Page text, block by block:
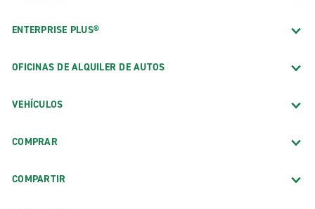
ENTERPRISE PLUS®
OFICINAS DE ALQUILER DE AUTOS
VEHÍCULOS
COMPRAR
COMPARTIR